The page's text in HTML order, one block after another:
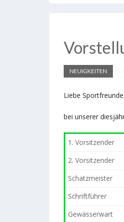
NEUIGKEITEN
Liebe
bei unserer
1. Vorsitzender
2. Vorsitzender
Schatzmeister
Schriftführer
Gewässerwart